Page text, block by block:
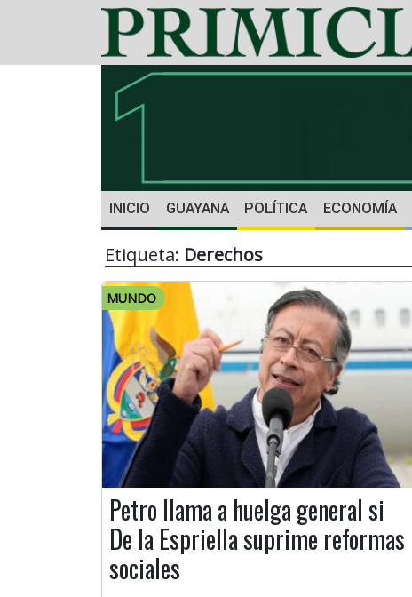
INICIO GUAYANA POLÍTICA ECONOMÍA
Etiqueta: Derechos
MUNDO
Petro llama a huelga general si
De la Espriella suprime reformas
sociales